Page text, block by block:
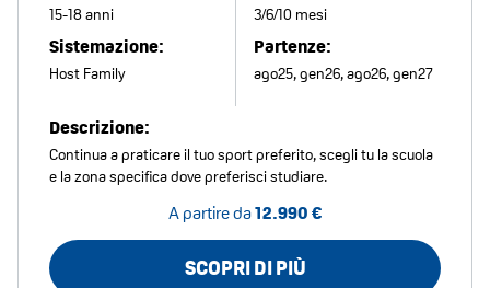
15-18 anni
Sistemazione:
Host Family
3/6/10 mesi
Partenze:
ago25, gen26, ago26, gen27
Descrizione:
Continua a praticare il tuo sport preferito, scegli tu la scuola
e la zona specifica dove preferisci studiare.
A partire da12.990 €
SCOPRI DI PIÙ